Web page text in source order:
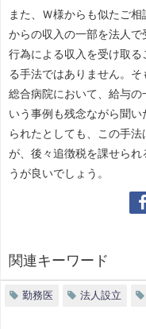
また、Ｗ様からも似たご
からの収入の一部を法人
行為による収入を受け取る
る手法ではありません。
総合病院において、給与の
いう事例も残念ながら聞
られたとしても、この手
が、後々追徴税を課せら
うが良いでしょう。
関連キーワード
勤務医 法人設立